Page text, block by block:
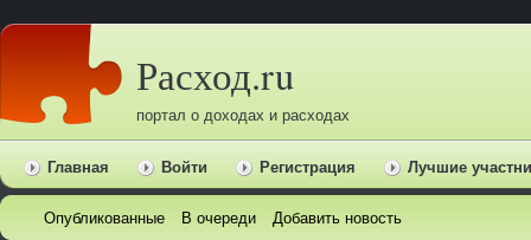
Расход.ru
портал о доходах и расходах
Главная Войти Регистрация Лучшие
Опубликованные В очереди Добавить новость